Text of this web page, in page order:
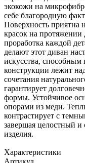
экокожи на
себе благородную
Поверхность приятна
красок на протяжении
проработка каждой
делают этот диван
искусства, способным
конструкции лежит
сочетания
гарантирует
формы. Устойчивое
опорами из меди.
контрастирует с
завершая целостный и
изделия.
Характеристики
Артикул